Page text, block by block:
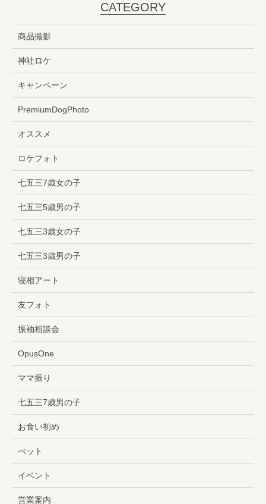
CATEGORY
商品撮影
神社ロケ
キャンペーン
PremiumDogPhoto
オススメ
ロケフォト
七五三7歳女の子
七五三5歳男の子
七五三3歳女の子
七五三3歳男の子
寝相アート
友フォト
振袖相談会
OpusOne
ママ振り
七五三7歳男の子
お食い初め
ぺット
イベント
営業案内